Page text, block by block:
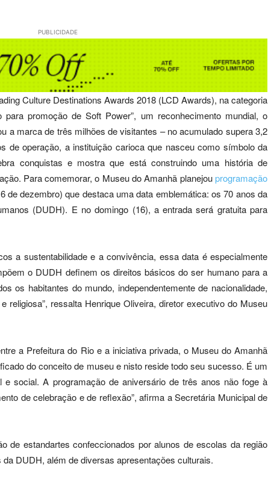
PUBLICIDADE
Culture Destinations Awards 2018 (LCD Awards), na categoria
para promoção de Soft Power”, um reconhecimento mundial, o
a marca de três milhões de visitantes – no acumulado supera 3,2
de operação, a instituição carioca que nasceu como símbolo da
conquistas e mostra que está construindo uma história de
Para comemorar, o Museu do Amanhã planejouprogramação
de dezembro) que destaca uma data emblemática: os 70 anos da
(DUDH). E no domingo (16), a entrada será gratuita para
a sustentabilidade e a convivência, essa data é especialmente
o DUDH definem os direitos básicos do ser humano para a
os habitantes do mundo, independentemente de nacionalidade,
religiosa”, ressalta Henrique Oliveira, diretor executivo do Museu
a Prefeitura do Rio e a iniciativa privada, o Museu do Amanhã
do conceito de museu e nisto reside todo seu sucesso. É um
e social. A programação de aniversário de três anos não foge à
de celebração e de reflexão”, afirma a Secretária Municipal de
de estandartes confeccionados por alunos de escolas da região
DUDH, além de diversas apresentações culturais.